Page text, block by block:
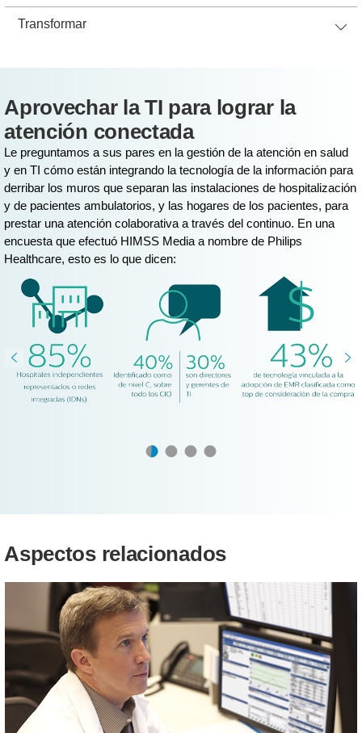
Transformar
Aprovechar la TI para lograr la
atención conectada
Le preguntamos a sus pares en la gestión de la atención en salud
y en TI cómo están integrando la tecnología de la información para
derribar los muros que separan las instalaciones de hospitalización
y de pacientes ambulatorios, y las hogares de los pacientes, para
prestar una atención colaborativa a través del continuo. En una
encuesta que efectuó HIMSS Media a nombre de Philips
Healthcare, esto es lo que dicen:
Aspectos relacionados